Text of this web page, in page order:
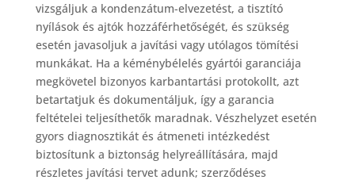
vizsgáljuk a kondenzátum-elvezetést, a tisztító
nyílások és ajtók hozzáférhetőségét, és szükség
esetén javasoljuk a javítási vagy utólagos tömítési
munkákat. Ha a kéménybélelés gyártói garanciája
megkövetel bizonyos karbantartási protokollt, azt
betartatjuk és dokumentáljuk, így a garancia
feltételei teljesíthetők maradnak. Vészhelyzet esetén
gyors diagnosztikát és átmeneti intézkedést
biztosítunk a biztonság helyreállítására, majd
részletes javítási tervet adunk; szerződéses